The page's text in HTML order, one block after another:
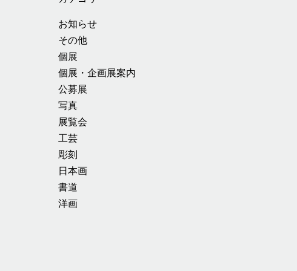
お知らせ
その他
個展
個展・企画展案内
公募展
写真
展覧会
工芸
彫刻
日本画
書道
洋画